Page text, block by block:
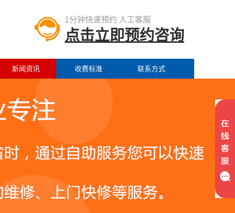
1分钟快速预约 人工客服
点击立即预约咨询
新闻资讯 收费标准 联系方式